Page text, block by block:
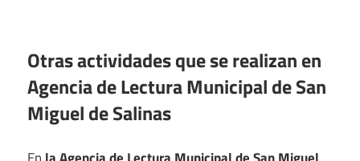
Otras actividades que se realizan en
Agencia de Lectura Municipal de San
Miguel de Salinas